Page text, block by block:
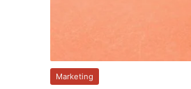
Marketing